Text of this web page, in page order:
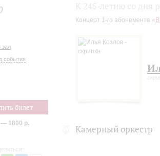
зал
события
билет
— 1800 р.
Концерт 1-го абонемента «
Камерный оркестр